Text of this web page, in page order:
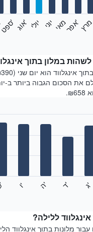
מרץא
פ
ר
' מאי יוני יולי א
ו
ג
'
'
במלון בתוך
את הסכום הגבוה ביותר
ג
' ד
' ה
' ו
'
ללילה?
מלונות בתוך אינגלווד